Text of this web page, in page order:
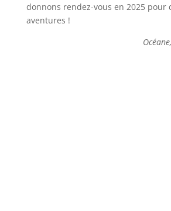
donnons rendez-vous en 2025 pour
aventures !